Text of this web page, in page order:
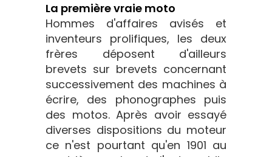
La première vraie moto
Hommes d'affaires avisés et
inventeurs prolifiques, les deux
frères déposent d'ailleurs
brevets sur brevets concernant
successivement des machines à
écrire, des phonographes puis
des motos. Après avoir essayé
diverses dispositions du moteur
ce n'est pourtant qu'en 1901 au